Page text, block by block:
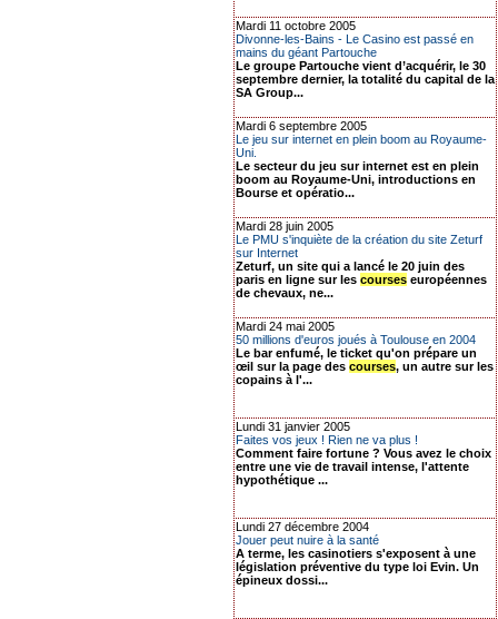
Mardi 11 octobre 2005
Divonne-les-Bains - Le Casino est passé en
mains du géant Partouche
Le groupe Partouche vient d’acquérir, le 30
septembre dernier, la totalité du capital de la
SA Group...
Mardi 6 septembre 2005
Le jeu sur internet en plein boom au Royaume-
Uni.
Le secteur du jeu sur internet est en plein
boom au Royaume-Uni, introductions en
Bourse et opératio...
Mardi 28 juin 2005
Le PMU s'inquiète de la création du site Zeturf
sur Internet
Zeturf, un site qui a lancé le 20 juin des
paris en ligne sur les courses européennes
de chevaux, ne...
Mardi 24 mai 2005
50 millions d'euros joués à Toulouse en 2004
Le bar enfumé, le ticket qu'on prépare un
œil sur la page des courses, un autre sur les
copains à l'...
Lundi 31 janvier 2005
Faites vos jeux ! Rien ne va plus !
Comment faire fortune ? Vous avez le choix
entre une vie de travail intense, l'attente
hypothétique ...
Lundi 27 décembre 2004
Jouer peut nuire à la santé
A terme, les casinotiers s'exposent à une
législation préventive du type loi Evin. Un
épineux dossi...